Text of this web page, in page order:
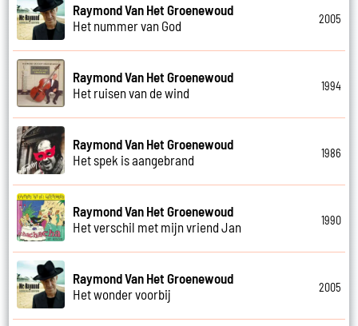
Raymond Van Het Groenewoud
Het nummer van God
2005
Raymond Van Het Groenewoud
Het ruisen van de wind
1994
Raymond Van Het Groenewoud
Het spek is aangebrand
1986
Raymond Van Het Groenewoud
Het verschil met mijn vriend Jan
1990
Raymond Van Het Groenewoud
Het wonder voorbij
2005